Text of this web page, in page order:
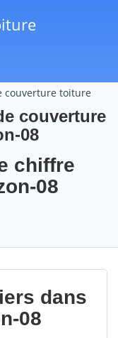
couverture toiture
couverture
08
chiffre
08
dans
08